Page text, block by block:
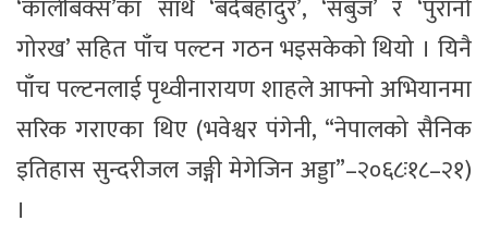
‘कालीबक्स’का साथै ‘बर्दबहादुर’, ‘सबुज’ र ‘पुरानो
गोरख’ सहित पाँच पल्टन गठन भइसकेको थियो । यिनै
पाँच पल्टनलाई पृथ्वीनारायण शाहले आफ्नो अभियानमा
सरिक गराएका थिए (भवेश्वर पंगेनी, “नेपालको सैनिक
इतिहास सुन्दरीजल जङ्गी मेगेजिन अड्डा”–२०६८ः१८–२१)
।